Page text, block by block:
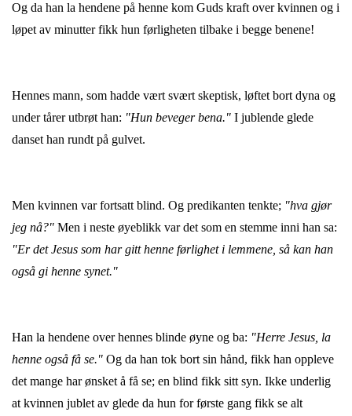
Og da han la hendene på henne kom Guds kraft over kvinnen og i
løpet av minutter fikk hun førligheten tilbake i begge benene!
Hennes mann, som hadde vært svært skeptisk, løftet bort dyna og
under tårer utbrøt han: "Hun beveger bena." I jublende glede
danset han rundt på gulvet.
Men kvinnen var fortsatt blind. Og predikanten tenkte; "hva gjør
jeg nå?" Men i neste øyeblikk var det som en stemme inni han sa:
"Er det Jesus som har gitt henne førlighet i lemmene, så kan han
også gi henne synet."
Han la hendene over hennes blinde øyne og ba: "Herre Jesus, la
henne også få se." Og da han tok bort sin hånd, fikk han oppleve
det mange har ønsket å få se; en blind fikk sitt syn. Ikke underlig
at kvinnen jublet av glede da hun for første gang fikk se alt